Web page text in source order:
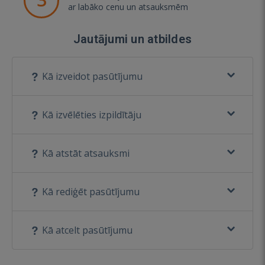
ar labāko cenu un atsauksmēm
Jautājumi un atbildes
Kā izveidot pasūtījumu
Kā izvēlēties izpildītāju
Kā atstāt atsauksmi
Kā rediģēt pasūtījumu
Kā atcelt pasūtījumu